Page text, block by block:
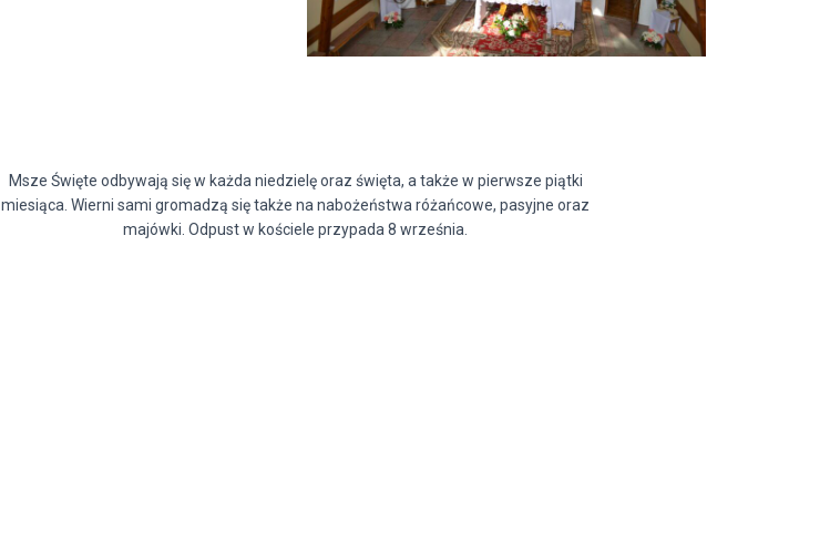
Msze Święte odbywają się w każda niedzielę oraz święta, a także w pierwsze piątki
miesiąca. Wierni sami gromadzą się także na nabożeństwa różańcowe, pasyjne oraz
majówki. Odpust w kościele przypada 8 września.